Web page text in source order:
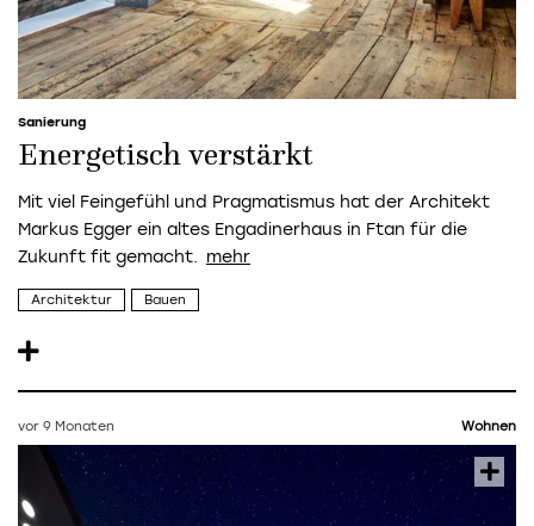
Sanierung
Energetisch verstärkt
Mit viel Feingefühl und Pragmatismus hat der Architekt
Markus Egger ein altes Engadinerhaus in Ftan für die
Zukunft fit gemacht.
Architektur Bauen
vor 9 Monaten Wohnen